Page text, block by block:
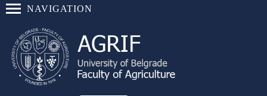
NAVIGATION